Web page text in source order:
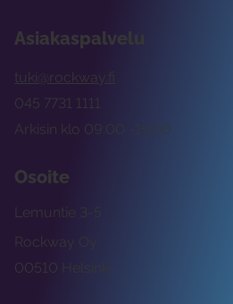
Asiakaspalvelu
tuki@rockway.fi
Arkisin klo 09:00 -15:00
045 7731 1111
Osoite
Rockway Oy
Lemuntie 3-5
00510 Helsinki